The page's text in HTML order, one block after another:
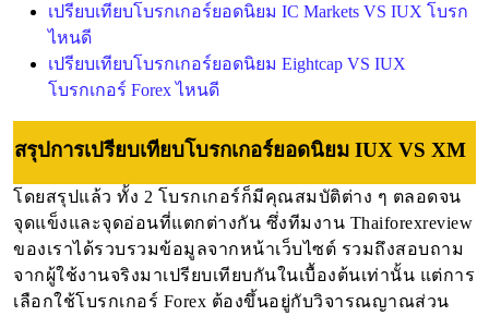
เปรียบเทียบโบรกเกอร์ยอดนิยม IC Markets VS IUX โบรก
ไหนดี
เปรียบเทียบโบรกเกอร์ยอดนิยม Eightcap VS IUX
โบรกเกอร์ Forex ไหนดี
สรุปการเปรียบเทียบโบรกเกอร์ยอดนิยม IUX VS XM
โดยสรุปแล้ว ทั้ง 2 โบรกเกอร์ก็มีคุณสมบัติต่าง ๆ ตลอดจน
จุดแข็งและจุดอ่อนที่แตกต่างกัน ซึ่งทีมงาน Thaiforexreview
ของเราได้รวบรวมข้อมูลจากหน้าเว็บไซต์ รวมถึงสอบถาม
จากผู้ใช้งานจริงมาเปรียบเทียบกันในเบื้องต้นเท่านั้น แต่การ
เลือกใช้โบรกเกอร์ Forex ต้องขึ้นอยู่กับวิจารณญาณส่วน